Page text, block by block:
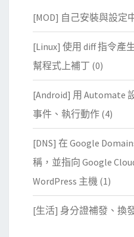
[MOD] 自己安裝與設定
[Linux] 使用 diff 指令產
幫程式上補丁 (0)
[Android] 用 Automate
事件、執行動作 (4)
[DNS] 在 Google
稱，並指向 Google
WordPress 主機 (1)
[生活] 身分證補發、換